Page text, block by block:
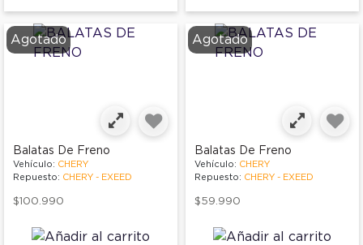
Agotado
Balatas De Freno
Vehículo: CHERY
Repuesto: CHERY - EXEED
$100.990
Agotado
Balatas De Freno
Vehículo: CHERY
Repuesto: CHERY - EXEED
$59.990